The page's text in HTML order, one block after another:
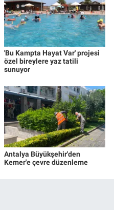
'Bu Kampta Hayat Var' projesi
özel bireylere yaz tatili
sunuyor
Antalya Büyükşehir'den
Kemer'e çevre düzenleme